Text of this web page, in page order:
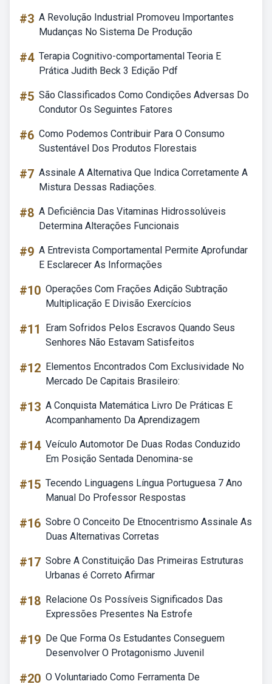
#3 A Revolução Industrial Promoveu Importantes
Mudanças No Sistema De Produção
#4 Terapia Cognitivo-comportamental Teoria E
Prática Judith Beck 3 Edição Pdf
#5 São Classificados Como Condições Adversas Do
Condutor Os Seguintes Fatores
#6 Como Podemos Contribuir Para O Consumo
Sustentável Dos Produtos Florestais
#7 Assinale A Alternativa Que Indica Corretamente A
Mistura Dessas Radiações.
#8 A Deficiência Das Vitaminas Hidrossolúveis
Determina Alterações Funcionais
#9 A Entrevista Comportamental Permite Aprofundar
E Esclarecer As Informações
#10 Operações Com Frações Adição Subtração
Multiplicação E Divisão Exercícios
#11
Eram Sofridos Pelos Escravos Quando Seus
Senhores Não Estavam Satisfeitos
#12 Elementos Encontrados Com Exclusividade No
Mercado De Capitais Brasileiro:
#13 A Conquista Matemática Livro De Práticas E
Acompanhamento Da Aprendizagem
#14 Veículo Automotor De Duas Rodas Conduzido
Em Posição Sentada Denomina-se
#15 Tecendo Linguagens Língua Portuguesa 7 Ano
Manual Do Professor Respostas
#16 Sobre O Conceito De Etnocentrismo Assinale As
Duas Alternativas Corretas
#17 Sobre A Constituição Das Primeiras Estruturas
Urbanas é Correto Afirmar
#18 Relacione Os Possíveis Significados Das
Expressões Presentes Na Estrofe
#19 De Que Forma Os Estudantes Conseguem
Desenvolver O Protagonismo Juvenil
#20 O Voluntariado Como Ferramenta De